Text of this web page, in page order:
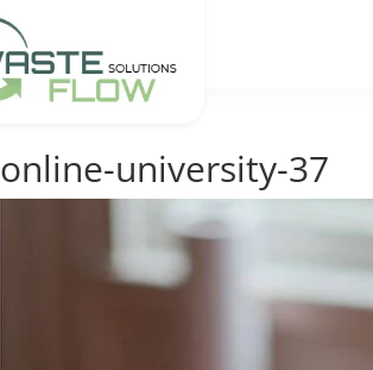
online-university-37